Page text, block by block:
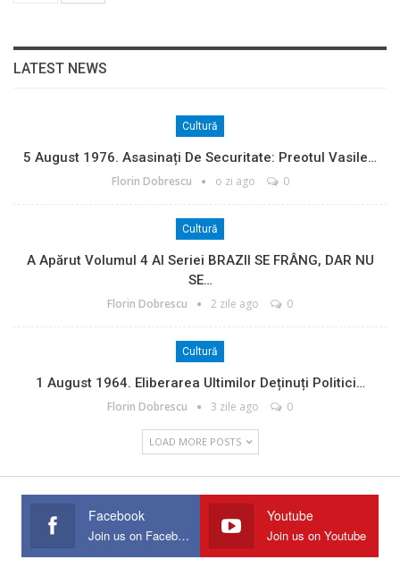
LATEST NEWS
Cultură
5 August 1976. Asasinați De Securitate: Preotul Vasile…
Florin Dobrescu o zi ago 0
Cultură
A Apărut Volumul 4 Al Seriei BRAZII SE FRÂNG, DAR NU
SE…
Florin Dobrescu 2 zile ago 0
Cultură
1 August 1964. Eliberarea Ultimilor Deținuți Politici…
Florin Dobrescu 3 zile ago 0
LOAD MORE POSTS
Facebook
Join us on Facebook
Youtube
Join us on Youtube